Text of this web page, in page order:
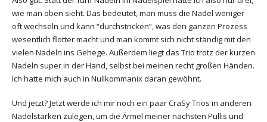
wie man oben sieht. Das bedeutet, man muss die Nadel weniger
oft wechseln und kann “durchstricken”, was den ganzen Prozess
wesentlich flotter macht und man kommt sich nicht ständig mit den
vielen Nadeln ins Gehege. Außerdem liegt das Trio trotz der kurzen
Nadeln super in der Hand, selbst bei meinen recht großen Händen.
Ich hatte mich auch in Nullkommanix daran gewöhnt.
Und jetzt? Jetzt werde ich mir noch ein paar CraSy Trios in anderen
Nadelstärken zulegen, um die Ärmel meiner nächsten Pullis und